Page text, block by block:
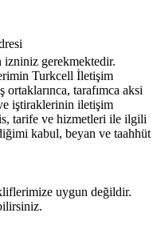
gerekmektedir.
Turkcell İletişim
tarafımca aksi
iştiraklerinin iletişim
tarife ve hizmetleri ile ilgili
kabul, beyan ve taahhüt
uygun değildir.